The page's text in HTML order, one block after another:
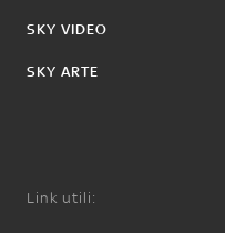
SKY VIDEO
SKY ARTE
Link utili: